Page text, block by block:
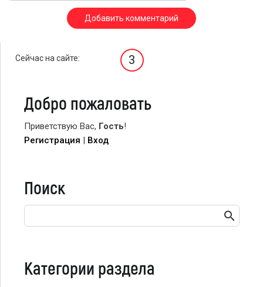
Сейчас на сайте: 3
Добро пожаловать
Приветствую Вас, Гость!
Регистрация | Вход
Поиск
Категории раздела